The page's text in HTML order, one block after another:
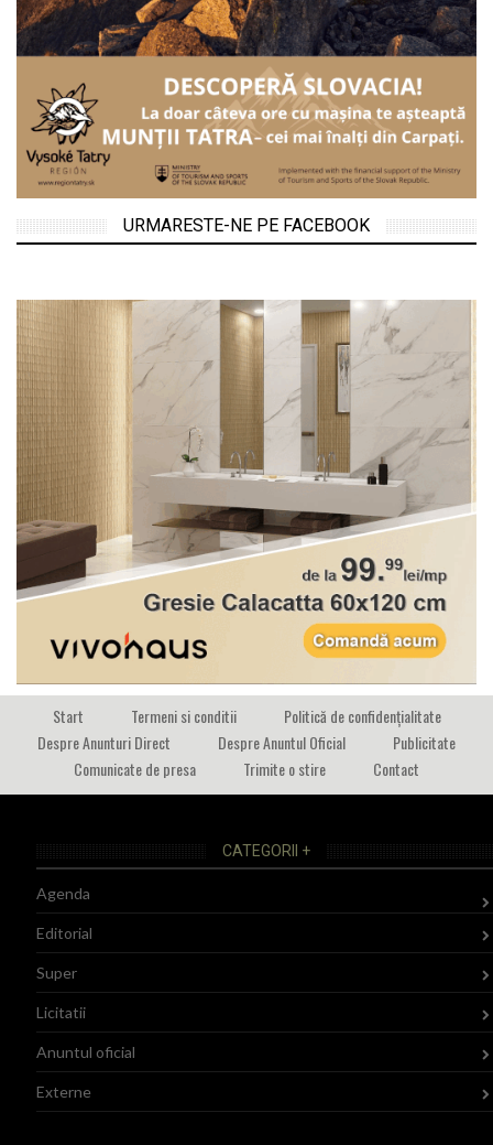
URMARESTE-NE PE FACEBOOK
Start Termeni si conditii
Politică de confidențialitate
Despre Anunturi Direct
Despre Anuntul Oficial
Publicitate
Comunicate de presa
Trimite o stire Contact
CATEGORII +
Agenda
Editorial
Super
Licitatii
Anuntul oficial
Externe